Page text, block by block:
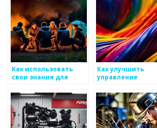
Как использовать
свои знания для
эффективного
управления в
производстве
металлоизделий
Как улучшить
управление
металлоизделий